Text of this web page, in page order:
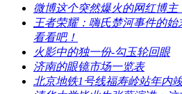
微博这个突然爆火的网红博主
王者荣耀：嗨氏楚河事件的
看看吧！
​火影中的独一份-勾玉轮回眼
​济南的眼镜市场一览表
北京地铁1号线福寿岭站年内